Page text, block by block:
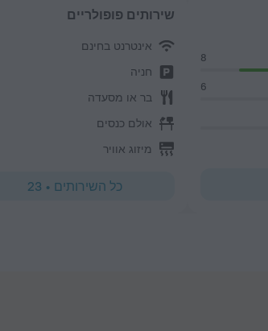
8
6
שירותים פופולריים
אינטרנט בחינם
חניה
בר או מסעדה
אולם כנסים
מיזוג אוויר
כל השירותים •
23